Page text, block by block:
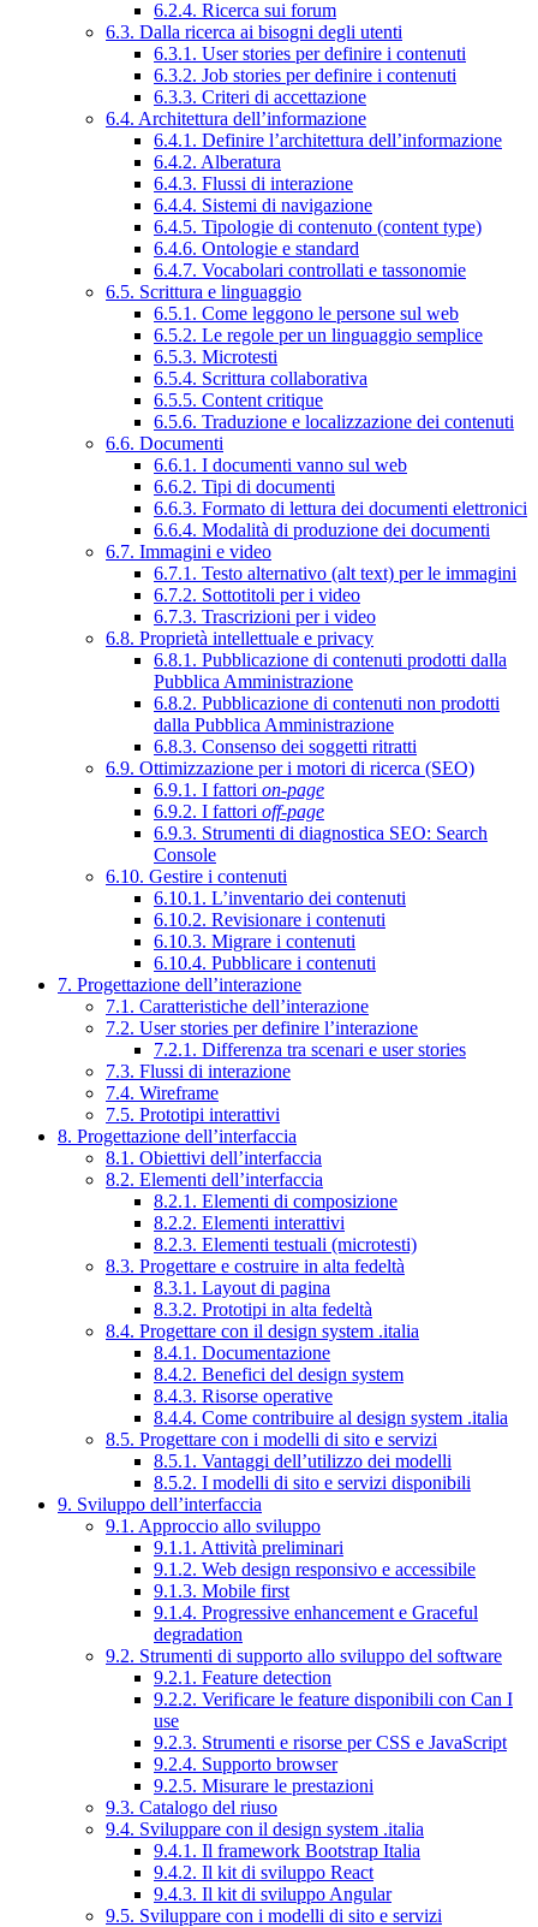
6.2.4. Ricerca sui forum
6.3. Dalla ricerca ai bisogni degli utenti
6.3.1. User stories per definire i contenuti
6.3.2. Job stories per definire i contenuti
6.3.3. Criteri di accettazione
6.4. Architettura dell’informazione
6.4.1. Definire l’architettura dell’informazione
6.4.2. Alberatura
6.4.3. Flussi di interazione
6.4.4. Sistemi di navigazione
6.4.5. Tipologie di contenuto (content type)
6.4.6. Ontologie e standard
6.4.7. Vocabolari controllati e tassonomie
6.5. Scrittura e linguaggio
6.5.1. Come leggono le persone sul web
6.5.2. Le regole per un linguaggio semplice
6.5.3. Microtesti
6.5.4. Scrittura collaborativa
6.5.5. Content critique
6.5.6. Traduzione e localizzazione dei contenuti
6.6. Documenti
6.6.1. I documenti vanno sul web
6.6.2. Tipi di documenti
6.6.3. Formato di lettura dei documenti elettronici
6.6.4. Modalità di produzione dei documenti
6.7. Immagini e video
6.7.1. Testo alternativo (alt text) per le immagini
6.7.2. Sottotitoli per i video
6.7.3. Trascrizioni per i video
6.8. Proprietà intellettuale e privacy
6.8.1. Pubblicazione di contenuti prodotti dalla
Pubblica Amministrazione
6.8.2. Pubblicazione di contenuti non prodotti
dalla Pubblica Amministrazione
6.8.3. Consenso dei soggetti ritratti
6.9. Ottimizzazione per i motori di ricerca (SEO)
6.9.1. I fattori on-page
6.9.2. I fattori off-page
6.9.3. Strumenti di diagnostica SEO: Search
Console
6.10. Gestire i contenuti
6.10.1. L’inventario dei contenuti
6.10.2. Revisionare i contenuti
6.10.3. Migrare i contenuti
6.10.4. Pubblicare i contenuti
7. Progettazione dell’interazione
7.1. Caratteristiche dell’interazione
7.2. User stories per definire l’interazione
7.2.1. Differenza tra scenari e user stories
7.3. Flussi di interazione
7.4. Wireframe
7.5. Prototipi interattivi
8. Progettazione dell’interfaccia
8.1. Obiettivi dell’interfaccia
8.2. Elementi dell’interfaccia
8.2.1. Elementi di composizione
8.2.2. Elementi interattivi
8.2.3. Elementi testuali (microtesti)
8.3. Progettare e costruire in alta fedeltà
8.3.1. Layout di pagina
8.3.2. Prototipi in alta fedeltà
8.4. Progettare con il design system .italia
8.4.1. Documentazione
8.4.2. Benefici del design system
8.4.3. Risorse operative
8.4.4. Come contribuire al design system .italia
8.5. Progettare con i modelli di sito e servizi
8.5.1. Vantaggi dell’utilizzo dei modelli
8.5.2. I modelli di sito e servizi disponibili
9. Sviluppo dell’interfaccia
9.1. Approccio allo sviluppo
9.1.1. Attività preliminari
9.1.2. Web design responsivo e accessibile
9.1.3. Mobile first
9.1.4. Progressive enhancement e Graceful
degradation
9.2. Strumenti di supporto allo sviluppo del software
9.2.1. Feature detection
9.2.2. Verificare le feature disponibili con Can I
use
9.2.3. Strumenti e risorse per CSS e JavaScript
9.2.4. Supporto browser
9.2.5. Misurare le prestazioni
9.3. Catalogo del riuso
9.4. Sviluppare con il design system .italia
9.4.1. Il framework Bootstrap Italia
9.4.2. Il kit di sviluppo React
9.4.3. Il kit di sviluppo Angular
9.5. Sviluppare con i modelli di sito e servizi